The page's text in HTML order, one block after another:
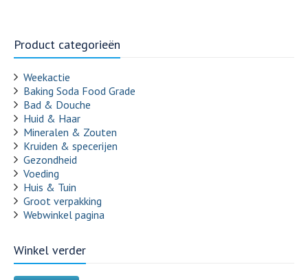
Product categorieën
Weekactie
Baking Soda Food Grade
Bad & Douche
Huid & Haar
Mineralen & Zouten
Kruiden & specerijen
Gezondheid
Voeding
Huis & Tuin
Groot verpakking
Webwinkel pagina
Winkel verder